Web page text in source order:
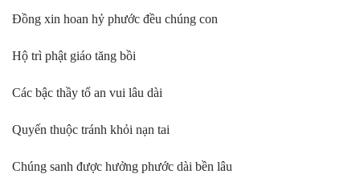
Đồng xin hoan hỷ phước đều chúng con
Hộ trì phật giáo tăng bồi
Các bậc thầy tổ an vui lâu dài
Quyến thuộc tránh khỏi nạn tai
Chúng sanh được hưởng phước dài bền lâu